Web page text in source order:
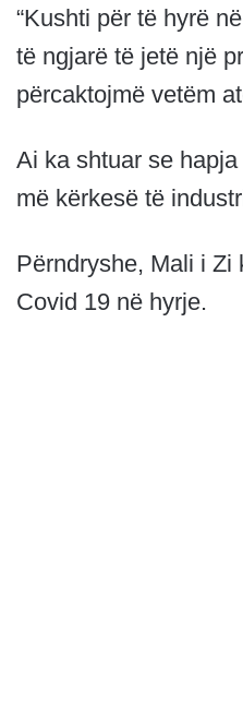
“Kushti për të hyrë
të ngjarë të jetë një
përcaktojmë vetëm
Ai ka shtuar se
më kërkesë të
Përndryshe, Mali i Zi
Covid 19 në hyrje.